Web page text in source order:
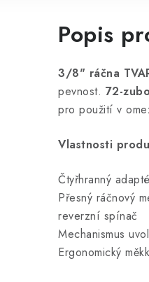
Popis
3/8" ráčna
pevnost. 72-
pro použití v
Vlastnosti
Čtyřhranný
Přesný ráčnový
reverzní spínač
Mechanismus
Ergonomický